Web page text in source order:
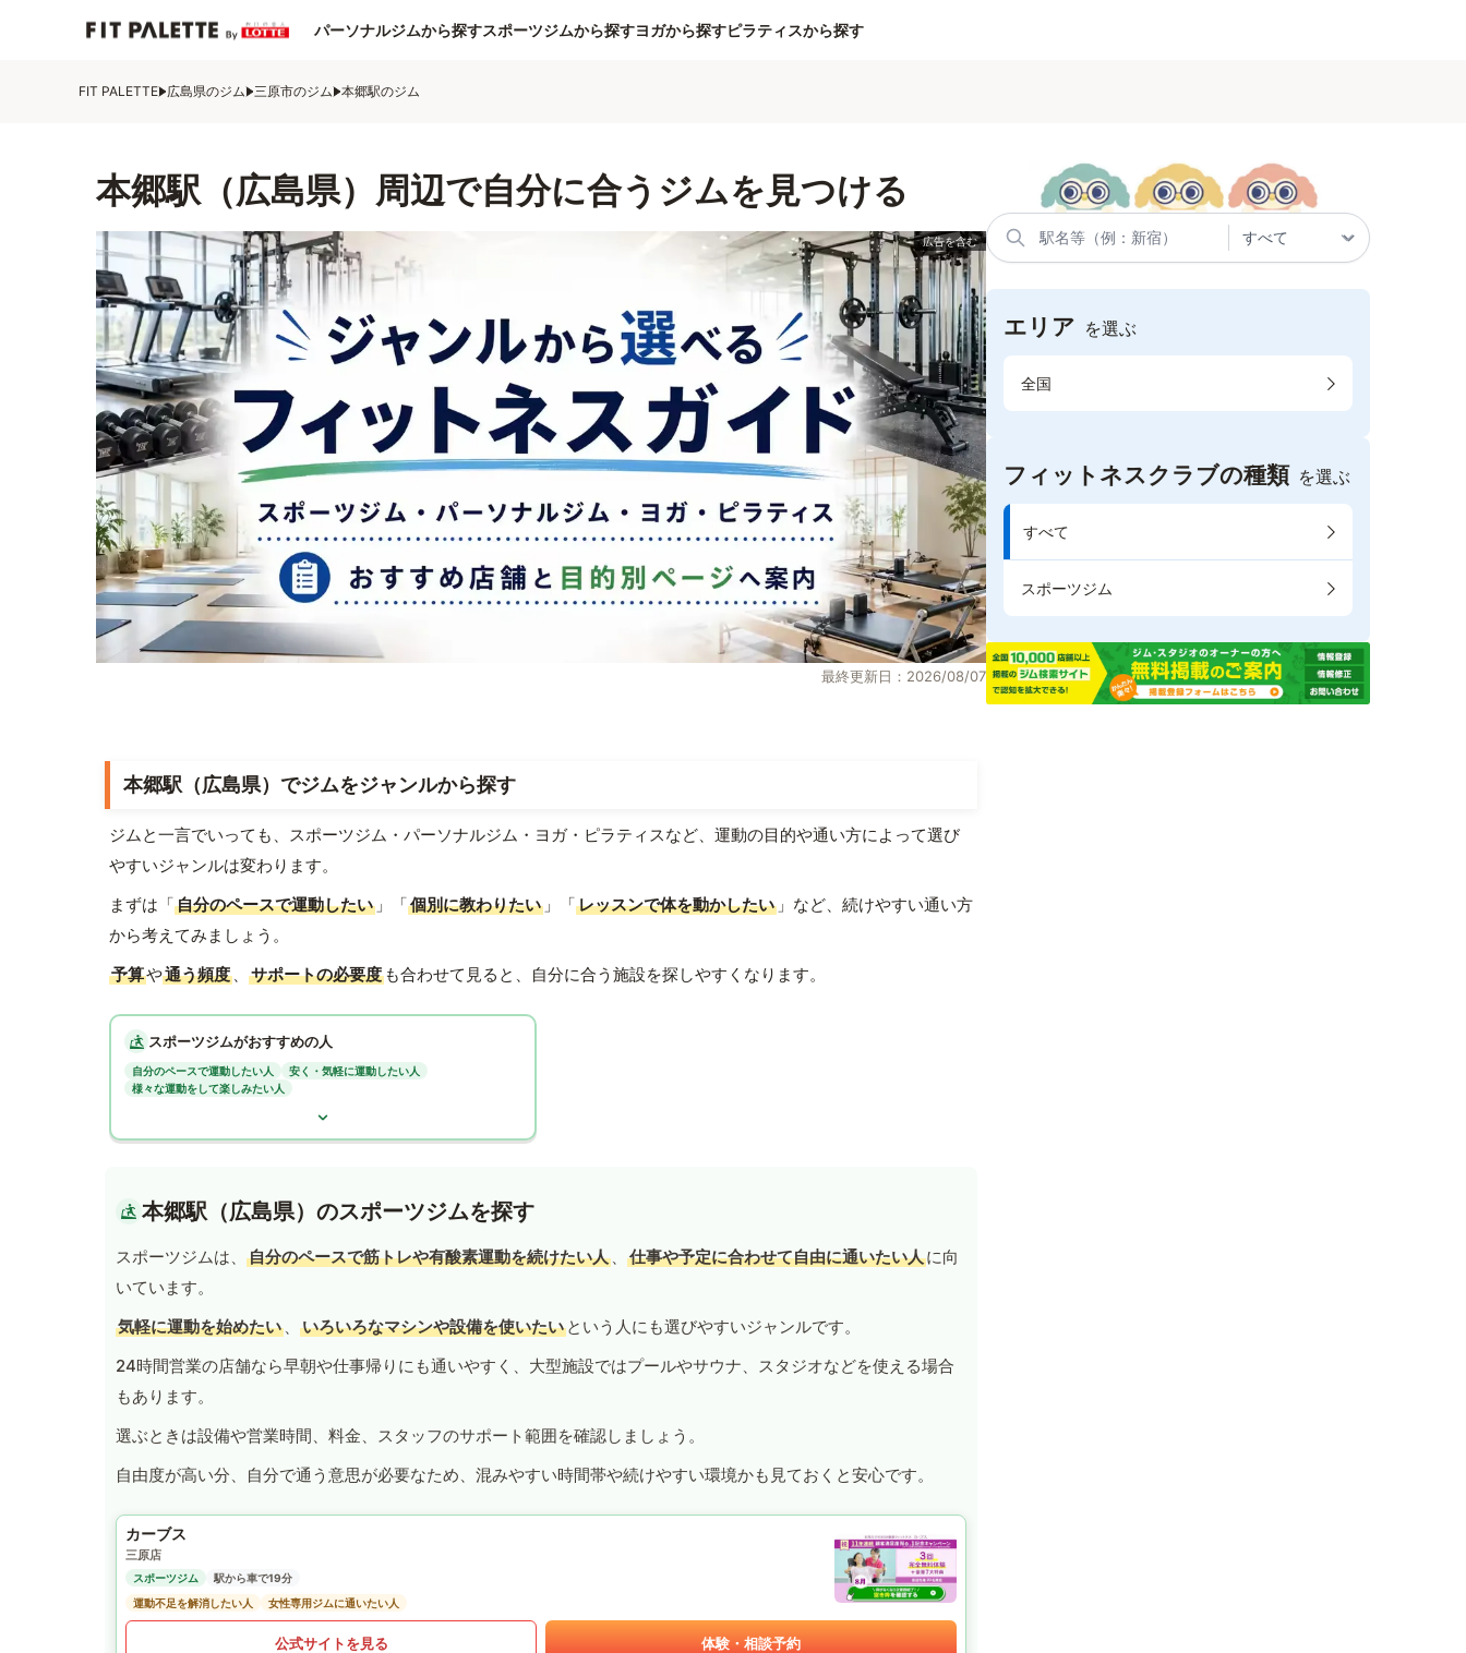
パーソナルジムから探すスポーツジムから探すヨガから探すピラティスから探す
FIT PALETTE 広島県のジム 三原市のジム 本郷駅のジム
本郷駅（広島県）周辺で自分に合うジムを見つける
最終更新日：2026/08/07
本郷駅（広島県）でジムをジャンルから探す
ジムと一言でいっても、スポーツジム・パーソナルジム・ヨガ・ピラティスなど、運動の目的や通い方によって選び
やすいジャンルは変わります。
まずは「自分のペースで運動したい 」「個別に教わりたい 」「レッスンで体を動かしたい 」など、続けやすい通い方
から考えてみましょう。
予算や通う頻度 、 サポートの必要度 も合わせて見ると、自分に合う施設を探しやすくなります。
スポーツジムがおすすめの人
自分のペースで運動したい人
安く・気軽に運動したい人
様々な運動をして楽しみたい人
本郷駅（広島県）のスポーツジムを探す
スポーツジムは、 自分のペースで筋トレや有酸素運動を続けたい人 、 仕事や予定に合わせて自由に通いたい人に向
いています。
気軽に運動を始めたい 、 いろいろなマシンや設備を使いたい という人にも選びやすいジャンルです。
24時間営業の店舗なら早朝や仕事帰りにも通いやすく、大型施設ではプールやサウナ、スタジオなどを使える場合
もあります。
選ぶときは設備や営業時間、料金、スタッフのサポート範囲を確認しましょう。
自由度が高い分、自分で通う意思が必要なため、混みやすい時間帯や続けやすい環境かも見ておくと安心です。
カーブス
三原店
スポーツジム
駅から車で19分
運動不足を解消したい人
女性専用ジムに通いたい人
公式サイトを見る 体験・相談予約
エリア を選ぶ
全国
フィットネスクラブの種類 を選ぶ
すべて
スポーツジム